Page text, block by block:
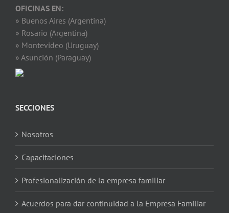
OFICINAS EN:
» Buenos Aires (Argentina)
» Rosario (Argentina)
» Montevideo (Uruguay)
» Asunción (Paraguay)
SECCIONES
Nosotros
Capacitaciones
Profesionalización de la empresa familiar
Acuerdos para dar continuidad a la Empresa Familiar